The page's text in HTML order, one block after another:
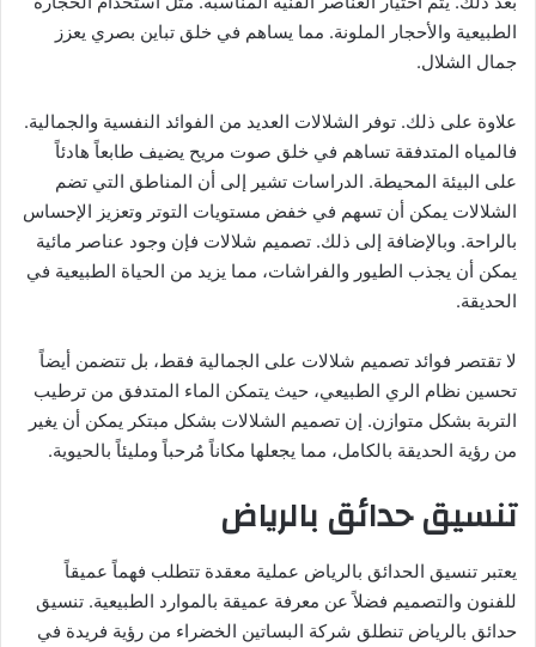
الطبيعية والأحجار الملونة. مما يساهم في خلق تباين بصري يعزز
جمال الشلال.
علاوة على ذلك. توفر الشلالات العديد من الفوائد النفسية والجمالية.
فالمياه المتدفقة تساهم في خلق صوت مريح يضيف طابعاً هادئاً
على البيئة المحيطة. الدراسات تشير إلى أن المناطق التي تضم
الشلالات يمكن أن تسهم في خفض مستويات التوتر وتعزيز الإحساس
بالراحة. وبالإضافة إلى ذلك. تصميم شلالات فإن وجود عناصر مائية
يمكن أن يجذب الطيور والفراشات، مما يزيد من الحياة الطبيعية في
الحديقة.
لا تقتصر فوائد تصميم شلالات على الجمالية فقط، بل تتضمن أيضاً
تحسين نظام الري الطبيعي، حيث يتمكن الماء المتدفق من ترطيب
التربة بشكل متوازن. إن تصميم الشلالات بشكل مبتكر يمكن أن يغير
من رؤية الحديقة بالكامل، مما يجعلها مكاناً مُرحباً ومليئاً بالحيوية.
تنسيق حدائق بالرياض
يعتبر تنسيق الحدائق بالرياض عملية معقدة تتطلب فهماً عميقاً
للفنون والتصميم فضلاً عن معرفة عميقة بالموارد الطبيعية. تنسيق
حدائق بالرياض تنطلق شركة البساتين الخضراء من رؤية فريدة في